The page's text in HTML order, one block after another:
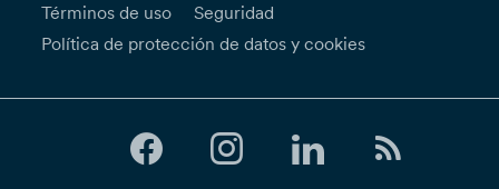
Términos de uso
Seguridad
Política de protección de datos y cookies